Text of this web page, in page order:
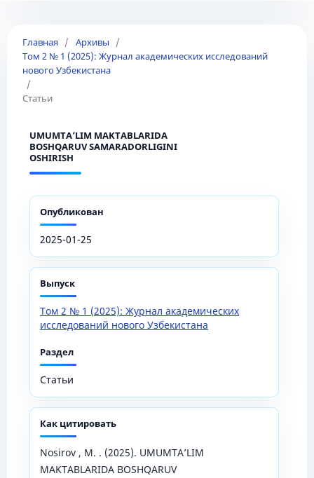
Главная / Архивы
/
Том 2 № 1 (2025): Журнал академических исследований
нового Узбекистана
/
Статьи
UMUMTA’LIM MAKTABLARIDA
BOSHQARUV SAMARADORLIGINI
OSHIRISH
Опубликован
2025-01-25
Выпуск
Том 2 № 1 (2025): Журнал академических
исследований нового Узбекистана
Раздел
Статьи
Как цитировать
Nosirov , M. . (2025). UMUMTA’LIM
MAKTABLARIDA BOSHQARUV